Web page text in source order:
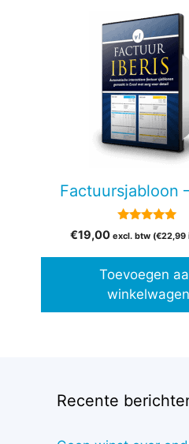
Factuursjabloon
5.00
van 5
€19,00 excl. btw (€22,99
Toevoegen
winkelwagen
Recente